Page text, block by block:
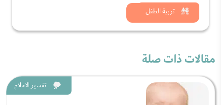
تربية الطفل
شاهد الان
مقالات ذات صلة
تفسير الاحلام